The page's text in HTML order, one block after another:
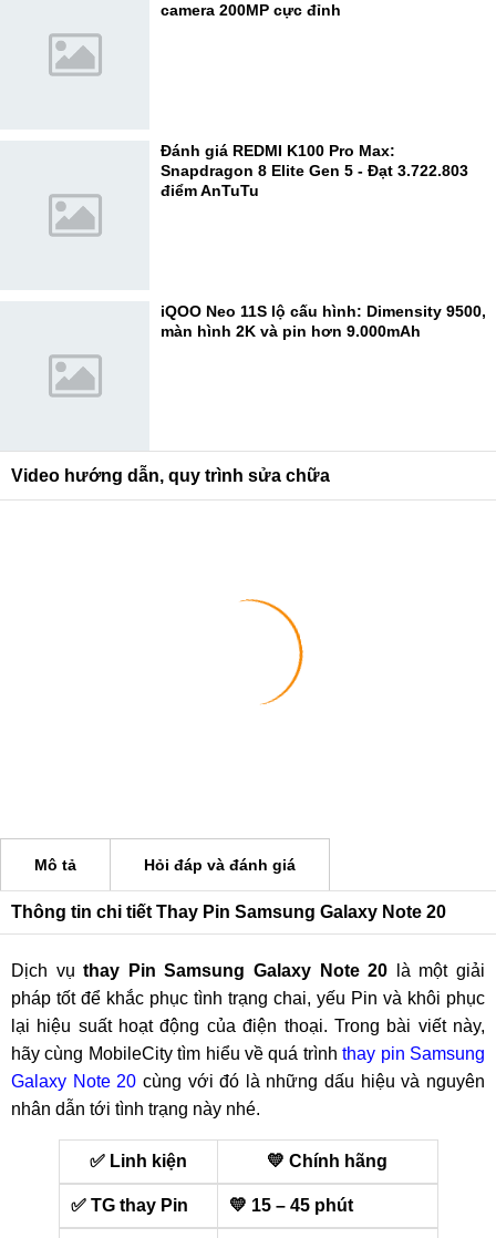
camera 200MP cực đỉnh
Đánh giá REDMI K100 Pro Max:
Snapdragon 8 Elite Gen 5 - Đạt 3.722.803
điểm AnTuTu
iQOO Neo 11S lộ cấu hình: Dimensity 9500,
màn hình 2K và pin hơn 9.000mAh
Video hướng dẫn, quy trình sửa chữa
Mô tả Hỏi đáp và đánh giá
Thông tin chi tiết Thay Pin Samsung Galaxy Note 20
Dịch vụthay Pin Samsung Galaxy Note 20 là một giải
pháp tốt để khắc phục tình trạng chai, yếu Pin và khôi phục
lại hiệu suất hoạt động của điện thoại. Trong bài viết này,
hãy cùng MobileCity tìm hiểu về quá trìnhthay pin Samsung
Galaxy Note 20 cùng với đó là những dấu hiệu và nguyên
nhân dẫn tới tình trạng này nhé.
✅ Linh kiện 💛 Chính hãng
✅ TG thay Pin 💛 15 – 45 phút